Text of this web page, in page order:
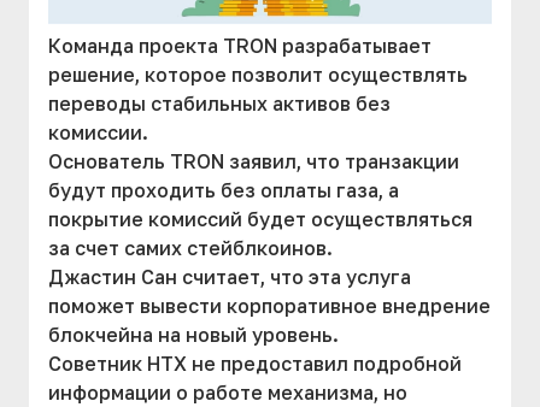
Команда проекта TRON разрабатывает
решение, которое позволит осуществлять
переводы стабильных активов без
комиссии.
Основатель TRON заявил, что транзакции
будут проходить без оплаты газа, а
покрытие комиссий будет осуществляться
за счет самих стейблкоинов.
Джастин Сан считает, что эта услуга
поможет вывести корпоративное внедрение
блокчейна на новый уровень.
Советник HTX не предоставил подробной
информации о работе механизма, но